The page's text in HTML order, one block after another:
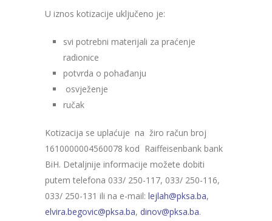
U iznos kotizacije uključeno je:
svi potrebni materijali za praćenje
radionice
potvrda o pohađanju
osvježenje
ručak
Kotizacija se uplaćuje na žiro račun broj
1610000004560078 kod Raiffeisenbank bank
BiH. Detaljnije informacije možete dobiti
putem telefona 033/ 250-117, 033/ 250-116,
033/ 250-131 ili na e-mail: lejlah@pksa.ba,
elvira.begovic@pksa.ba, dinov@pksa.ba.